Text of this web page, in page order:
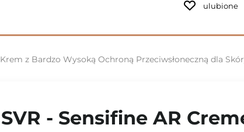
ulubione
z Bardzo Wysoką Ochroną Przeciwsłoneczną dla Skóry
SVR - Sensifine AR